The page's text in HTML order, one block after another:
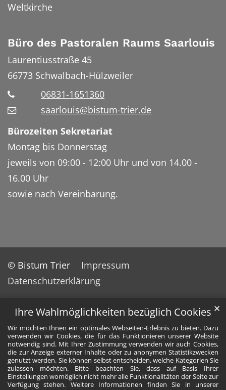
Ihre Wahlmöglichkeiten bezüglich Cookies
Wir möchten Ihnen ein optimales Webseiten-Erlebnis zu bieten. Dazu
verwenden wir Cookies, die für das Funktionieren unserer Website
notwendig sind. Mit Ihrer Zustimmung verwenden wir auch Cookies,
die zur Anzeige externer Inhalte oder zu anonymen Statistikzwecken
genutzt werden. Sie können selbst entscheiden, welche Kategorien Sie
zulassen möchten. Bitte beachten Sie, dass auf Basis Ihrer
Einstellungen womöglich nicht mehr alle Funktionalitäten der Seite zur
Verfügung stehen. Weitere Informationen finden Sie in unserer
✕
Weltkirche
Büro des Pastoralen Raums Saarlouis
Laurentiusstraße 45
66773 Schwalbach-Hülzweiler
06831-1651360
saarlouis@bistum-trier.de
Bürozeiten Sekretariat
Montag bis Donnerstag
jeweils von 09:00 - 12:00 Uhr und von 14.00 -
16.00 Uhr
sowie nach Vereinbarung.
© Bistum Trier
Impressum
Datenschutzerklärung